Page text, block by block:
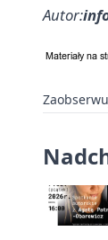
Autor: